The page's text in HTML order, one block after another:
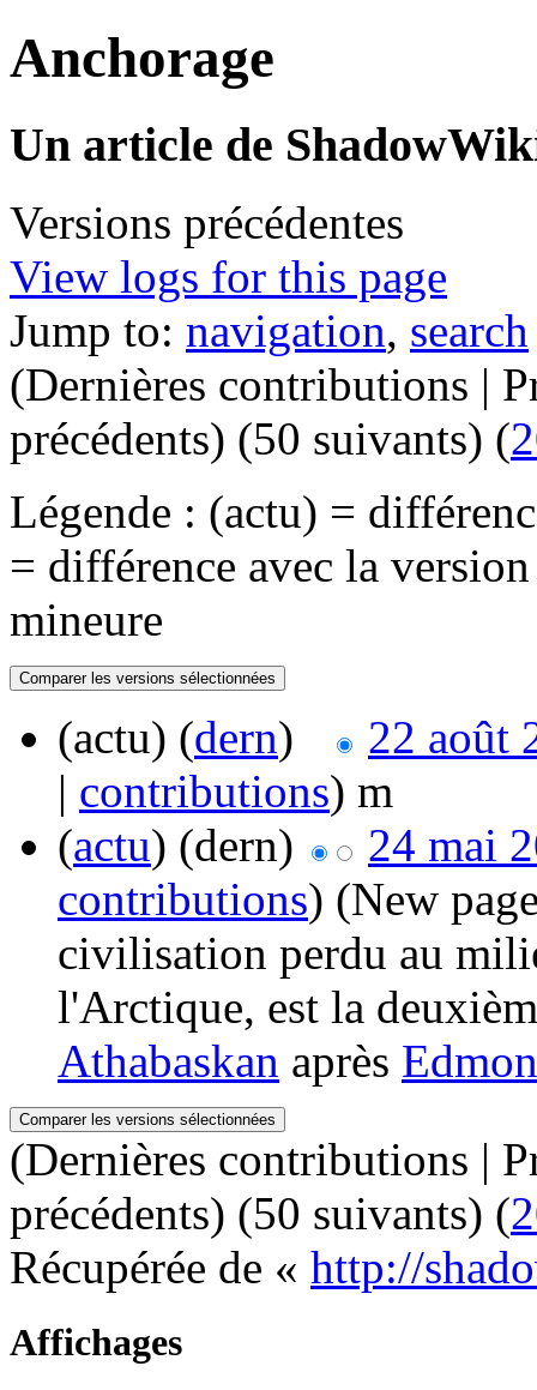
Anchorage
Un article de
Versions précédentes
View logs for this page
Jump to: navigation, search
(Dernières contributions |
précédents) (50 suivants) (
Légende : (actu) =
= différence avec la
mineure
(actu) (dern)
22 août
| contributions) m
(actu) (dern)
24 mai
contributions) (New
civilisation perdu au
l'Arctique, est la
Athabaskan après
(Dernières contributions |
précédents) (50 suivants) (
Récupérée de « http://
Affichages